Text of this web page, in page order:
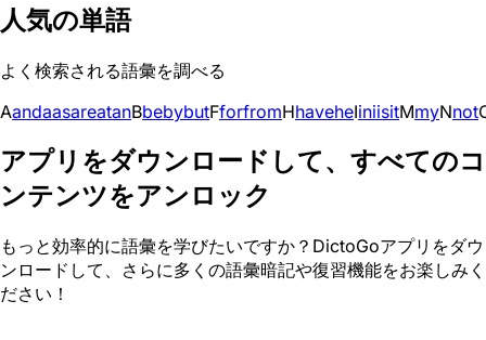
人気の単語
よく検索される語彙を調べる
AandaasareatanBbebybutFforfromHhaveheIiniisitMmyNnot
アプリをダウンロードして、すべてのコ
ンテンツをアンロック
もっと効率的に語彙を学びたいですか？DictoGoアプリをダウ
ンロードして、さらに多くの語彙暗記や復習機能をお楽しみく
ださい！